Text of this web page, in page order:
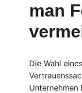
man
Die Wahl
Unternehmen